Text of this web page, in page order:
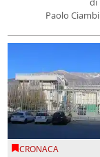
Paolo Ciambi
CRONACA